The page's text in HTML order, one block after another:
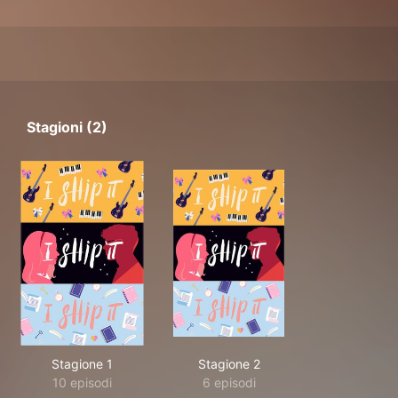
Stagioni (2)
Stagione 1
10 episodi
Stagione 2
6 episodi